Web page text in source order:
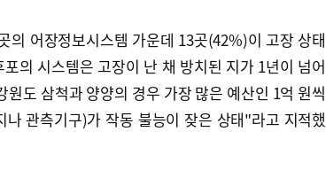
의 어장정보시스템 가운데 13곳(42%)이 고장 상태
의 시스템은 고장이 난 채 방치된 지가 1년이 넘어
도 삼척과 양양의 경우 가장 많은 예산인 1억 원씩
관측기구)가 작동 불능이 잦은 상태"라고 지적했